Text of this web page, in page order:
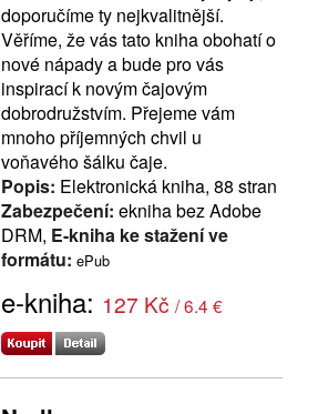
doporučíme ty nejkvalitnější.
Věříme, že vás tato kniha obohatí o
nové nápady a bude pro vás
inspirací k novým čajovým
dobrodružstvím. Přejeme vám
mnoho příjemných chvil u
voňavého šálku čaje.
Popis: Elektronická kniha, 88 stran
Zabezpečení: ekniha bez Adobe
DRM, E-kniha ke stažení ve
formátu: ePub
e-kniha: 127 Kč / 6.4 €